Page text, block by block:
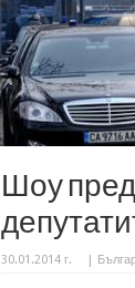
Шоу
30.01.2014 г. |